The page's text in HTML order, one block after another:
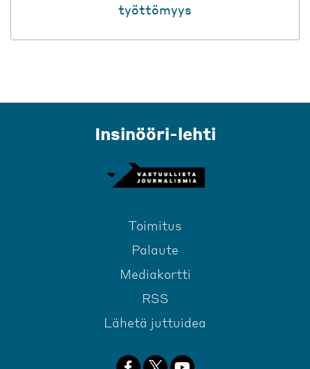
työttömyys
Insinööri-lehti
Toimitus
Palaute
Mediakortti
RSS
Lähetä juttuidea